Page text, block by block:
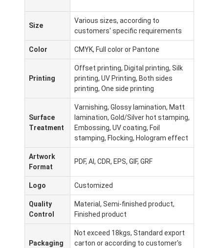
Size
Various sizes, according to
customers' specific requirements
Color CMYK, Full color or Pantone
Printing
Offset printing, Digital printing, Silk
printing, UV Printing, Both sides
printing, One side printing
Surface
Treatment
Varnishing, Glossy lamination, Matt
lamination, Gold/Silver hot stamping,
Embossing, UV coating, Foil
stamping, Flocking, Hologram effect
Artwork
Format
PDF, AI, CDR, EPS, GIF, GRF
Logo Customized
Quality
Control
Material, Semi-finished product,
Finished product
Packaging
Not exceed 18kgs, Standard export
carton or according to customer's